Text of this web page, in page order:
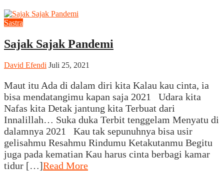
Sastra
Sajak Sajak Pandemi
David Efendi Juli 25, 2021
Maut itu Ada di dalam diri kita Kalau kau cinta, ia
bisa mendatangimu kapan saja 2021 Udara kita
Nafas kita Detak jantung kita Terbuat dari
Innalillah… Suka duka Terbit tenggelam Menyatu di
dalamnya 2021 Kau tak sepunuhnya bisa usir
gelisahmu Resahmu Rindumu Ketakutanmu Begitu
juga pada kematian Kau harus cinta berbagi kamar
tidur […]Read More